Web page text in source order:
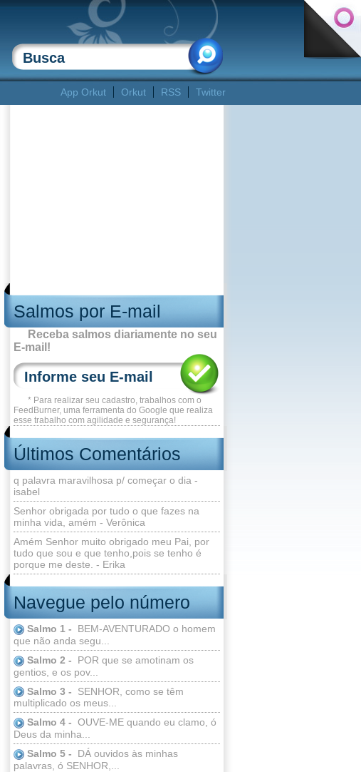
App Orkut Orkut RSS Twitter
Salmos por E-mail
Receba salmos diariamente no seu
E-mail!
* Para realizar seu cadastro, trabalhos com o
FeedBurner, uma ferramenta do Google que realiza
esse trabalho com agilidade e segurança!
Últimos Comentários
q palavra maravilhosa p/ começar o dia -
isabel
Senhor obrigada por tudo o que fazes na
minha vida, amém - Verônica
Amém Senhor muito obrigado meu Pai, por
tudo que sou e que tenho,pois se tenho é
porque me deste. - Erika
Navegue pelo número
Salmo 1 -
BEM-AVENTURADO o homem
que não anda segu...
Salmo 2 -
POR que se amotinam os
gentios, e os pov...
Salmo 3 -
SENHOR, como se têm
multiplicado os meus...
Salmo 4 - OUVE-ME quando eu clamo, ó
Deus da minha...
Salmo 5 -
DÁ ouvidos às minhas
palavras, ó SENHOR,...